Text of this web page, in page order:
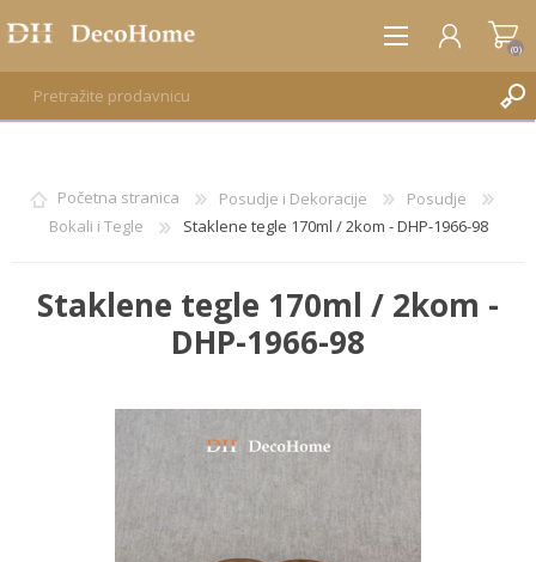
REGISTRUJTE SE
PRIJAVA
(0)
Početna stranica Posudje i Dekoracije
Posudje
Bokali i Tegle
Staklene tegle 170ml / 2kom - DHP-1966-98
Staklene tegle 170ml / 2kom -
DHP-1966-98